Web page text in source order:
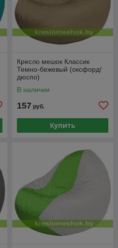
Кресло мешок Классик
Темно-бежевый (оксфорд/
дюспо)
В наличии
157 руб.
Купить